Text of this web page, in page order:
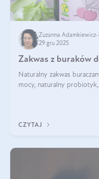
Zuzanna
29 gru 2025
Zakwas z buraków
Naturalny zakwas
mocy, naturalny
CZYTAJ